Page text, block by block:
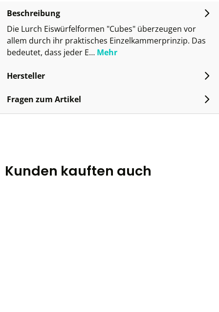
Beschreibung
Die Lurch Eiswürfelformen "Cubes" überzeugen vor
allem durch ihr praktisches Einzelkammerprinzip. Das
bedeutet, dass jeder E… Mehr
Hersteller
Fragen zum Artikel
Kunden kauften auch